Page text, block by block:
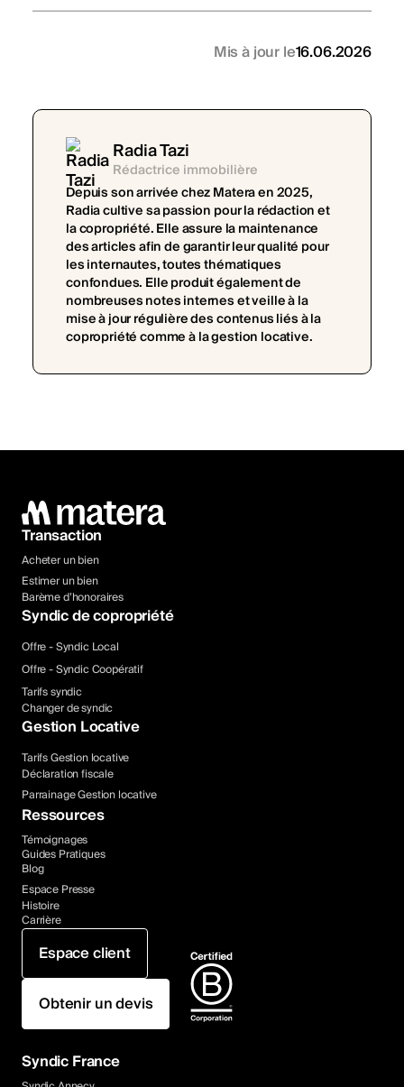
Mis à jour le16.06.2026
Radia Tazi
Rédactrice immobilière
Depuis son arrivée chez Matera en 2025,
Radia cultive sa passion pour la rédaction et
la copropriété. Elle assure la maintenance
des articles afin de garantir leur qualité pour
les internautes, toutes thématiques
confondues. Elle produit également de
nombreuses notes internes et veille à la
mise à jour régulière des contenus liés à la
copropriété comme à la gestion locative.
Transaction
Acheter un bien
Estimer un bien
Barème d’honoraires
Syndic de copropriété
Offre - Syndic Local
Offre - Syndic Coopératif
Tarifs syndic
Changer de syndic
Gestion Locative
Tarifs Gestion locative
Déclaration fiscale
Parrainage Gestion locative
Ressources
Témoignages
Guides Pratiques
Blog
Espace Presse
Histoire
Carrière
Espace client
Obtenir un devis
Syndic France